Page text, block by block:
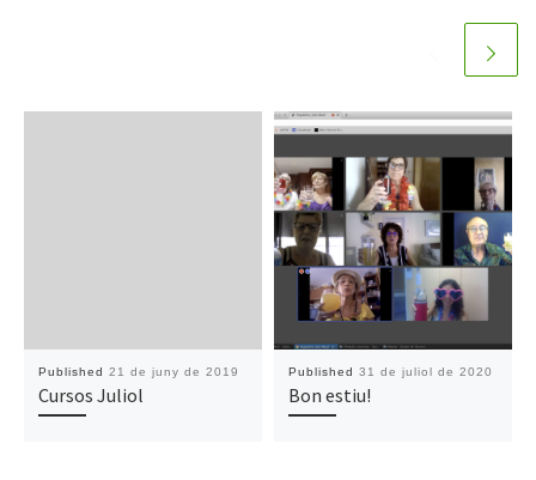
Published 21 de juny de 2019
Cursos Juliol
Published 31 de juliol de 2020
Bon estiu!